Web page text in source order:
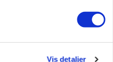
Vis detaljer